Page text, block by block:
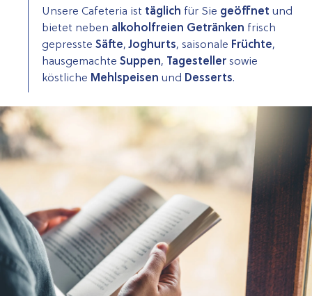
Unsere Cafeteria ist täglich für Sie geöffnet und
bietet neben alkoholfreien Getränken frisch
gepresste Säfte,Joghurts, saisonale Früchte,
hausgemachte Suppen, Tagestellersowie
köstliche Mehlspeisen und Desserts.